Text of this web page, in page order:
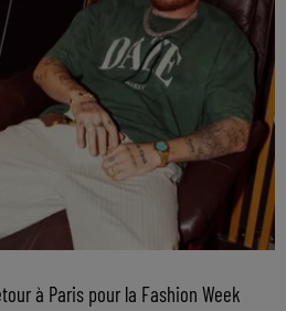
à Paris pour la Fashion Week